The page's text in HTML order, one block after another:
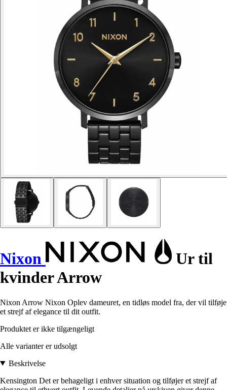
Nixon
Ur til
kvinder Arrow
Nixon Arrow Nixon Oplev dameuret, en tidløs model fra, der vil tilføje
et strejf af elegance til dit outfit.
Produktet er ikke tilgængeligt
Alle varianter er udsolgt
Beskrivelse
Kensington Det er behageligt i enhver situation og tilføjer et strejf af